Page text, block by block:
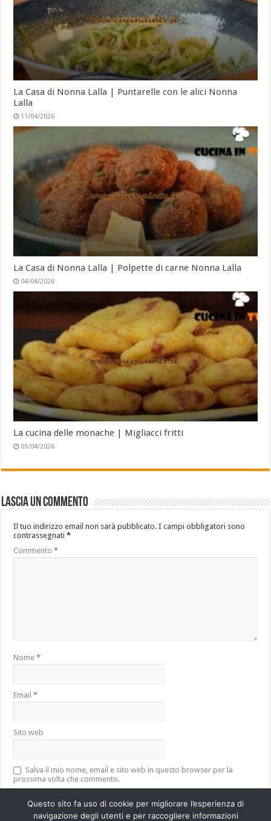
La Casa di Nonna Lalla | Puntarelle con le alici Nonna
Lalla
11/04/2026
La Casa di Nonna Lalla | Polpette di carne Nonna Lalla
04/04/2026
La cucina delle monache | Migliacci fritti
03/04/2026
Lascia un commento
Il tuo indirizzo email non sarà pubblicato. I campi obbligatori sono
contrassegnati*
Commento*
Nome*
Email*
Sito web
Salva il mio nome, email e sito web in questo browser per la
prossima volta che commento.
Questo sito fa uso di cookie per migliorare l’esperienza di
navigazione degli utenti e per raccogliere informazioni